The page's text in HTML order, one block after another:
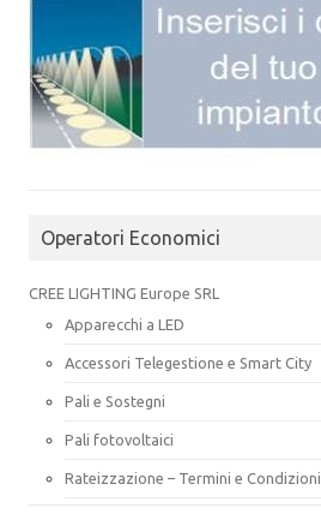
Operatori Economici
CREE LIGHTING Europe SRL
Apparecchi a LED
Accessori Telegestione e Smart City
Pali e Sostegni
Pali fotovoltaici
Rateizzazione – Termini e Condizioni